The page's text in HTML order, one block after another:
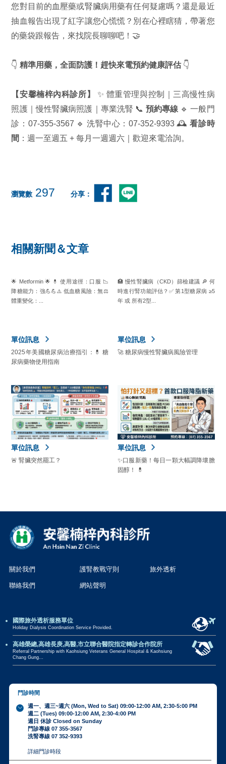
您對目前的血壓藥或腎臟病用藥有任何疑慮嗎？還是最近
抽血報告出現了紅字讓您心慌慌？別在心裡瞎猜，帶著您
的藥袋跟報告，來找院長聊聊吧！🤝
👇精準用藥，全面防護！趕快來電預約健康評估👇
【安馨楠梓內科診所】
✨ 體重管理與控制｜三高慢性病
照護｜慢性腎臟病照護｜專業洗腎 📞 預約專線 🔹 一般門
診：07-355-3567 🔹 洗腎中心：07-352-9393 🕰️看診時
間 ：週一至週五 + 每月一週週六｜歡迎來電洽詢。
瀏覽數 297 分享：
相關新聞＆文章
🌟 Metformin 🌟 💊 使用途徑：口服 📉
降糖能力：強💪💪⚠️ 低血糖風險：無⚖️
體重變化：...
單位訊息
2025年美國糖尿病治療指引：💊 糖
尿病藥物使用指南
🏥 慢性腎臟病（CKD）篩檢建議 🔎 何
時進行腎功能評估？✅ 第1型糖尿病 ≥5
年 或 所有2型...
單位訊息
🚀 糖尿病慢性腎臟病風險管理
單位訊息
🚨 腎臟突然罷工？
單位訊息
✨口服新藥！每日一顆大幅調降壞膽
固醇！ 💊
關於我們 護腎教戰守則 旅外透析
聯絡我們 網站聲明
國際旅外透析服務單位
Holiday Dialysis Coordination Service Provided.
高雄榮總,高雄長庚,高醫,市立聯合醫院指定轉診合作院所
Referral Partnership with Kaohsiung Veterans General Hospital & Kaohsiung
Chang Gung...
門診時間
週一、週三~週六 (Mon, Wed to Sat) 09:00-12:00 AM, 2:30-5:00 PM
週二 (Tues) 09:00-12:00 AM, 2:30-4:00 PM
週日 休診 Closed on Sunday
門診專線 07 355-3567
洗腎專線 07 352-9393
詳細門診時段